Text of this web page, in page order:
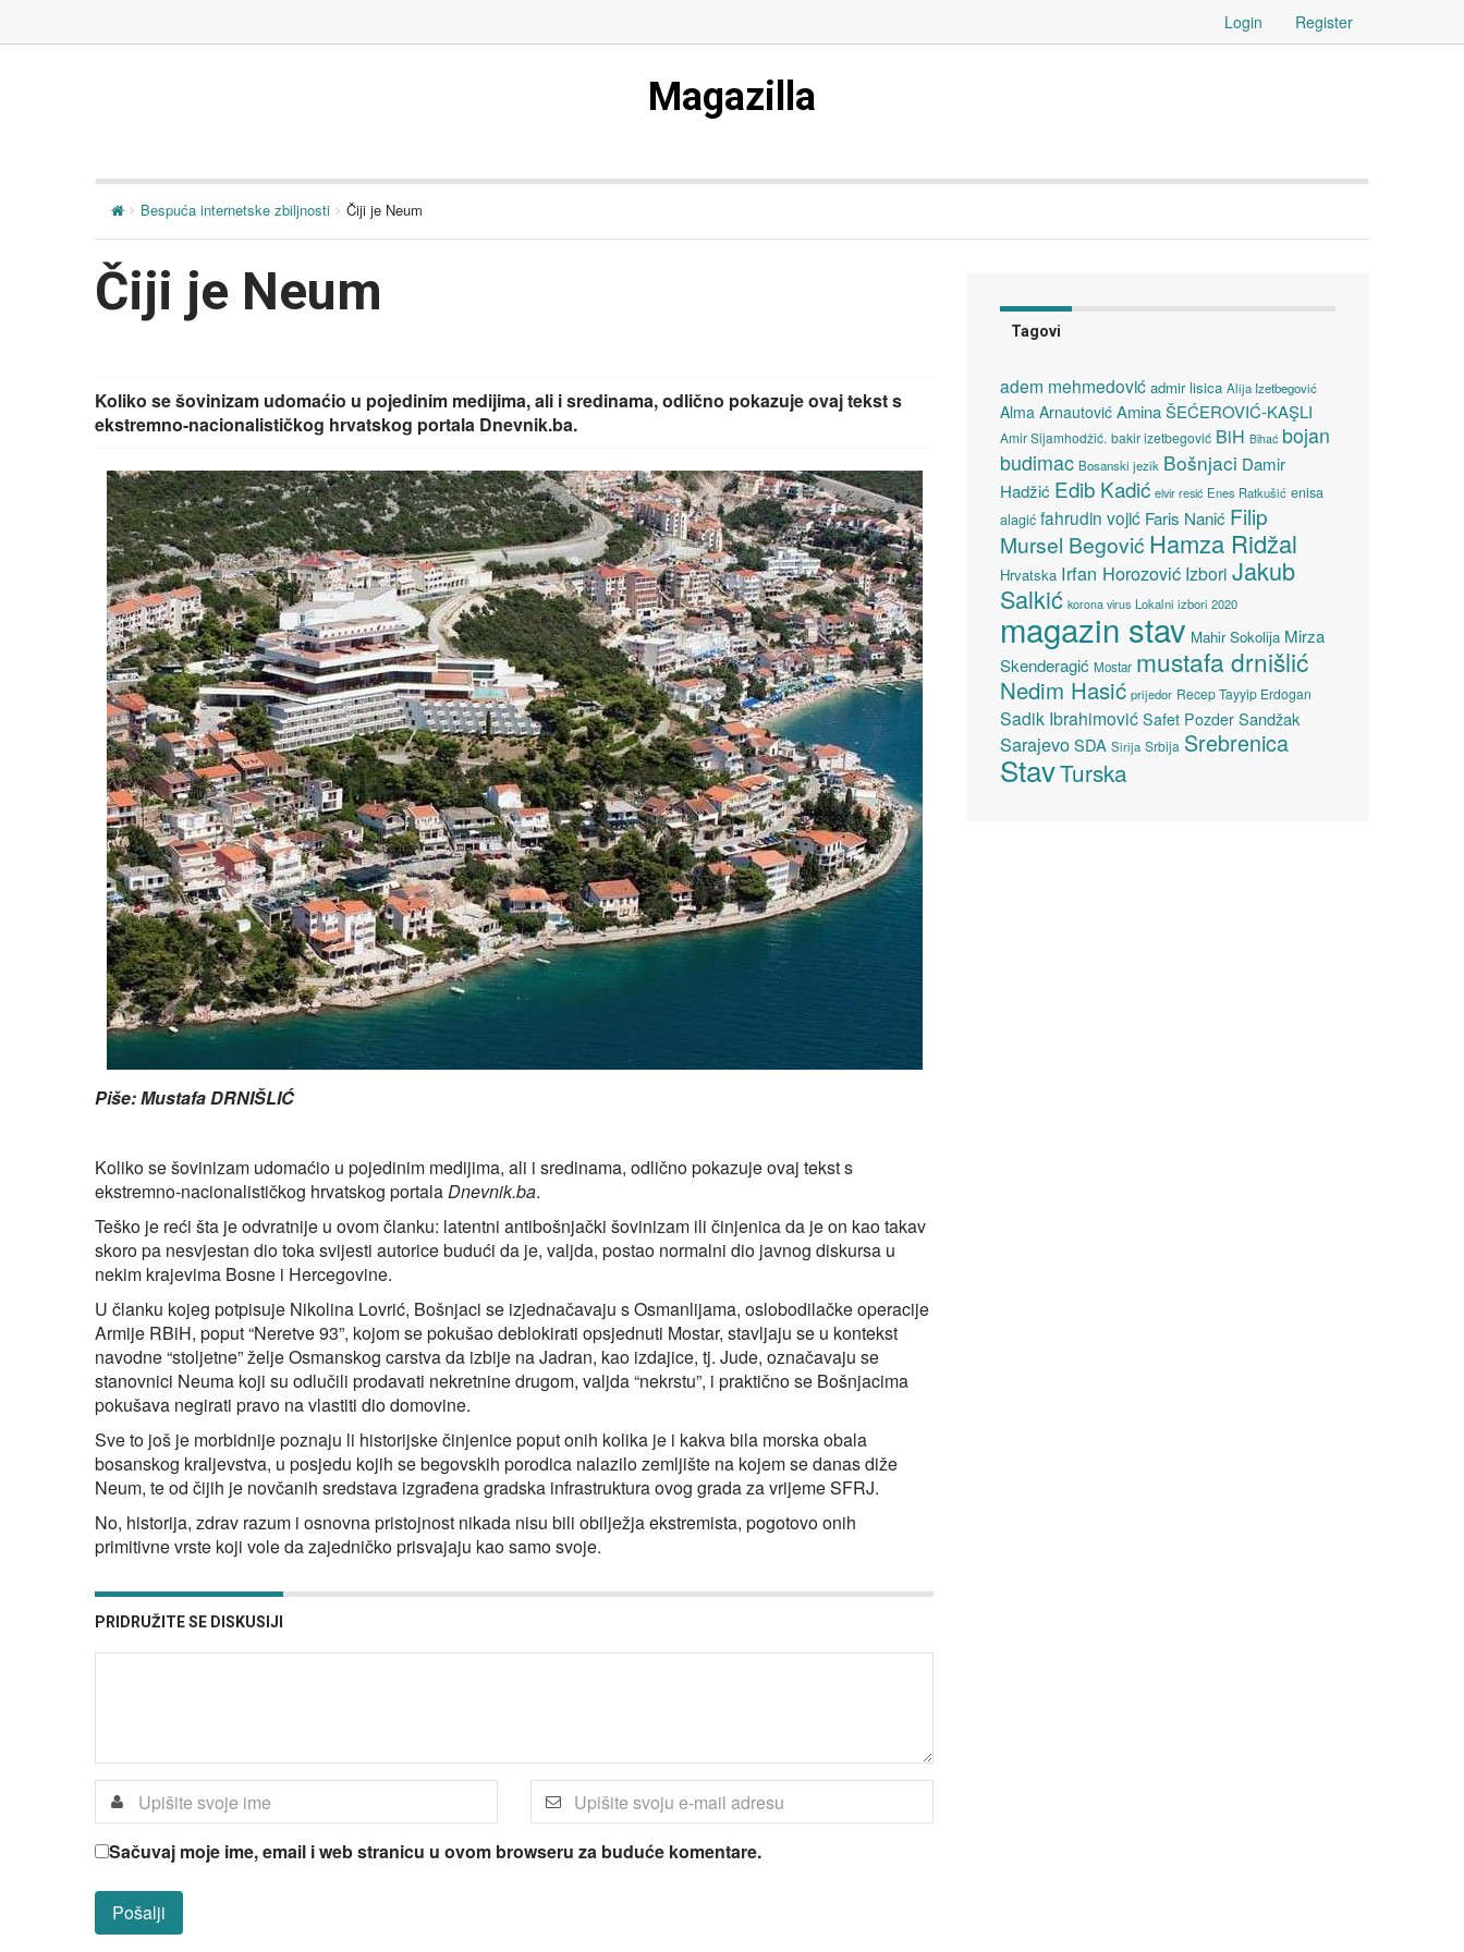
Login Register
Magazilla
Bespuća internetske zbiljnosti Čiji je Neum
Čiji je Neum
Koliko se šovinizam udomaćio u pojedinim medijima, ali i sredinama, odlično pokazuje ovaj tekst s
ekstremno-nacionalističkog hrvatskog portala Dnevnik.ba.
Piše: Mustafa DRNIŠLIĆ
Koliko se šovinizam udomaćio u pojedinim medijima, ali i sredinama, odlično pokazuje ovaj tekst s
ekstremno-nacionalističkog hrvatskog portalaDnevnik.ba.
Teško je reći šta je odvratnije u ovom članku: latentni antibošnjački šovinizam ili činjenica da je on kao takav
skoro pa nesvjestan dio toka svijesti autorice budući da je, valjda, postao normalni dio javnog diskursa u
nekim krajevima Bosne i Hercegovine.
U članku kojeg potpisuje Nikolina Lovrić, Bošnjaci se izjednačavaju s Osmanlijama, oslobodilačke operacije
Armije RBiH, poput “Neretve 93”, kojom se pokušao deblokirati opsjednuti Mostar, stavljaju se u kontekst
navodne “stoljetne” želje Osmanskog carstva da izbije na Jadran, kao izdajice, tj. Jude, označavaju se
stanovnici Neuma koji su odlučili prodavati nekretnine drugom, valjda “nekrstu”, i praktično se Bošnjacima
pokušava negirati pravo na vlastiti dio domovine.
Sve to još je morbidnije poznaju li historijske činjenice poput onih kolika je i kakva bila morska obala
bosanskog kraljevstva, u posjedu kojih se begovskih porodica nalazilo zemljište na kojem se danas diže
Neum, te od čijih je novčanih sredstava izgrađena gradska infrastruktura ovog grada za vrijeme SFRJ.
No, historija, zdrav razum i osnovna pristojnost nikada nisu bili obilježja ekstremista, pogotovo onih
primitivne vrste koji vole da zajedničko prisvajaju kao samo svoje.
PRIDRUŽITE SE DISKUSIJI
Sačuvaj moje ime, email i web stranicu u ovom browseru za buduće komentare.
Tagovi
adem mehmedović admir lisica Alija Izetbegović
Alma Arnautović Amina ŠEĆEROVIĆ-KAŞLI
Amir Sijamhodžić. bakir izetbegović BiH Bihać bojan
budimac Bosanski jezik Bošnjaci Damir
Hadžić Edib Kadić elvir resić Enes Ratkušić enisa
alagić fahrudin vojić Faris Nanić Filip
Mursel Begović Hamza Ridžal
Hrvatska Irfan Horozović Izbori Jakub
Salkić korona virus Lokalni izbori 2020
magazin stav Mahir Sokolija Mirza
Skenderagić Mostar mustafa drnišlić
Nedim Hasić prijedor Recep Tayyip Erdogan
Sadik Ibrahimović Safet Pozder Sandžak
SarajevoSDA Sirija Srbija Srebrenica
StavTurska